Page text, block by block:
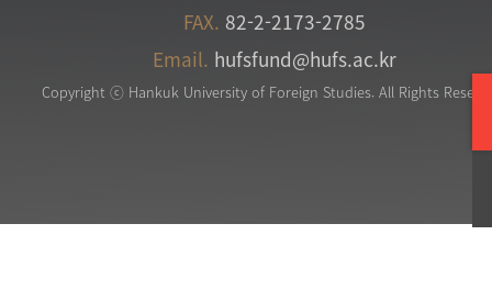
FAX. 82-2-2173-2785
Email. hufsfund@hufs.ac.kr
Copyright ⓒ Hankuk University of Foreign Studies. All Rights